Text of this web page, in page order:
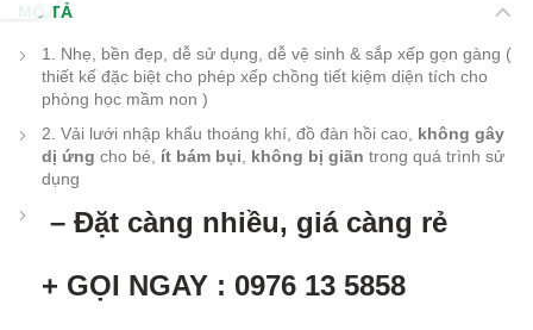
MÔ TẢ
1. Nhẹ, bền đẹp, dễ sử dụng, dễ vệ sinh & sắp xếp gọn gàng (
thiết kế đặc biệt cho phép xếp chồng tiết kiệm diện tích cho
phòng học mầm non )
2. Vải lưới nhập khẩu thoáng khí, đồ đàn hồi cao, không gây
dị ứng cho bé, ít bám bụi không bị giãn trong quá trình sử
dụng
– Đặt càng nhiều, giá càng rẻ
+ GỌI NGAY : 0976 13 5858